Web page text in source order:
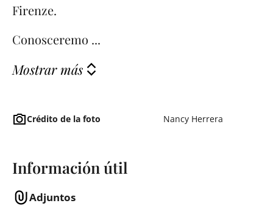
Firenze.
Conosceremo ...
Mostrar más
Crédito de la foto Nancy Herrera
Información útil
Adjuntos